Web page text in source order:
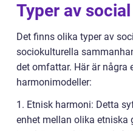
Typer av
Det finns olika typer av
sociokulturella
det omfattar. Här är några
harmonimodeller:
1. Etnisk harmoni: Detta
enhet mellan olika etniska